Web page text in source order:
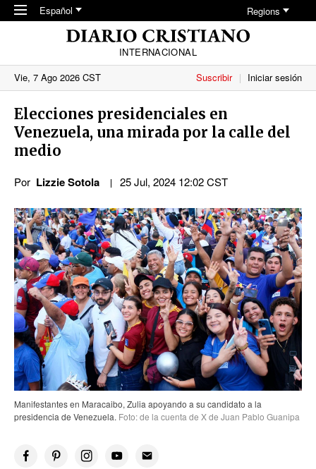
Skip to main content
Español Regions
INTERNACIONAL
Vie, 7 Ago 2026 CST
Suscribir Iniciar sesión
Elecciones presidenciales en
Venezuela, una mirada por la calle del
medio
Por Lizzie Sotola 25 Jul, 2024 12:02 CST
Manifestantes en Maracaibo, Zulia apoyando a su candidato a la
presidencia de Venezuela. Foto: de la cuenta de X de Juan Pablo Guanipa